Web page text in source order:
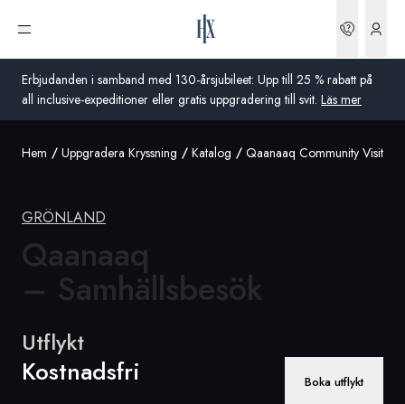
Erbjudanden i samband med 130-årsjubileet: Upp till 25 % rabatt på
all inclusive-expeditioner eller gratis uppgradering till svit. Läs mer
Öppna meny
Schweiz
Global
Hem Uppgradera Kryssning Katalog Qaanaaq Community Visit
GRÖNLAND
Qaanaaq
– Samhällsbesök
Utflykt
Kostnadsfri Boka utflykt